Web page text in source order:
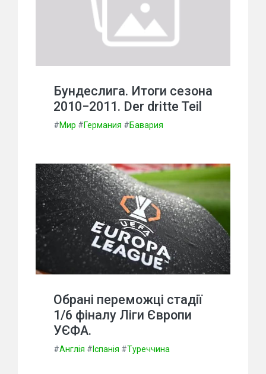
Бундеслига. Итоги сезона
2010−2011. Der dritte Teil
#Мир #Германия #Бавария
Обрані переможці стадії
1/6 фіналу Ліги Європи
УЄФА.
#Англія # Іспанія #Туреччина